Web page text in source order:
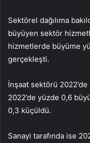
Sektörel dağılıma
büyüyen sektör
hizmetlerde büyüme
gerçekleşti.
İnşaat sektörü
2022’de yüzde 0,6
0,3 küçüldü.
Sanayi tarafında ise